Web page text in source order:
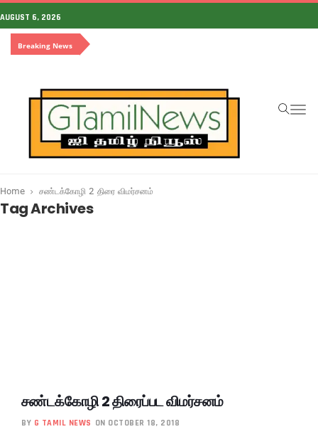
AUGUST 6, 2026
Breaking News
Home சண்டக்கோழி 2 திரை விமர்சனம்
Tag Archives
சண்டக்கோழி 2 திரைப்பட விமர்சனம்
BY G TAMIL NEWS ON OCTOBER 18, 2018